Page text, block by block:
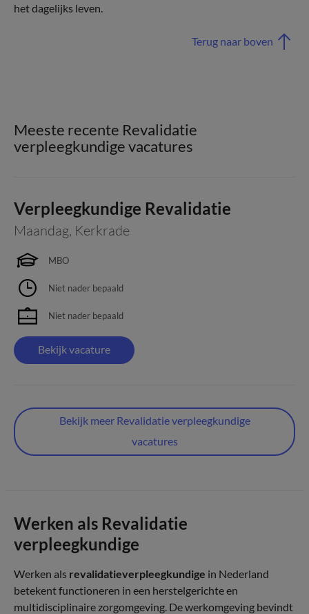
het dagelijks leven.
Terug naar boven
Meeste recente Revalidatie
verpleegkundige vacatures
Verpleegkundige Revalidatie
Maandag, Kerkrade
MBO
Niet nader bepaald
Niet nader bepaald
Bekijk vacature
Bekijk meer Revalidatie verpleegkundige
vacatures
Werken als Revalidatie
verpleegkundige
Werken als revalidatieverpleegkundige in Nederland
betekent functioneren in een herstelgerichte en
multidisciplinaire zorgomgeving. De werkomgeving bevindt